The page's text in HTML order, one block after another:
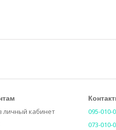
личный кабинет
095-010-
073-010-